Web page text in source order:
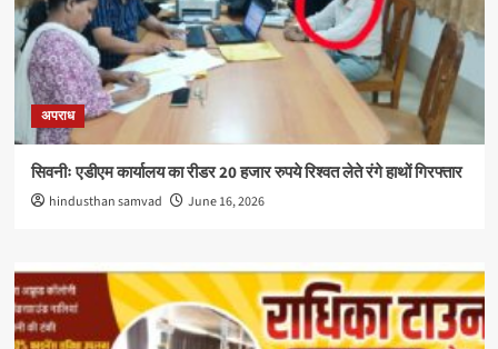
अपराध
सिवनीः एडीएम कार्यालय का रीडर 20 हजार रुपये रिश्वत लेते रंगे हाथों गिरफ्तार
hindusthan samvad June 16, 2026